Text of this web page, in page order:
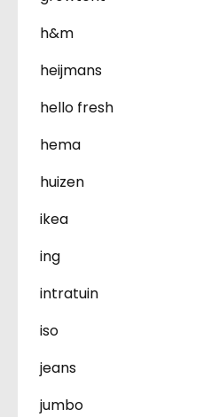
h&m
heijmans
hello fresh
hema
huizen
ikea
ing
intratuin
iso
jeans
jumbo